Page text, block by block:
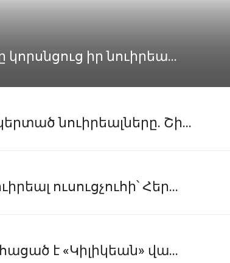
կորսնցուց իր նուիրեա...
նուիրեալները. Շի...
ուսուցչուհի՝ Հեր...
է «Կիլիկեան» վա...